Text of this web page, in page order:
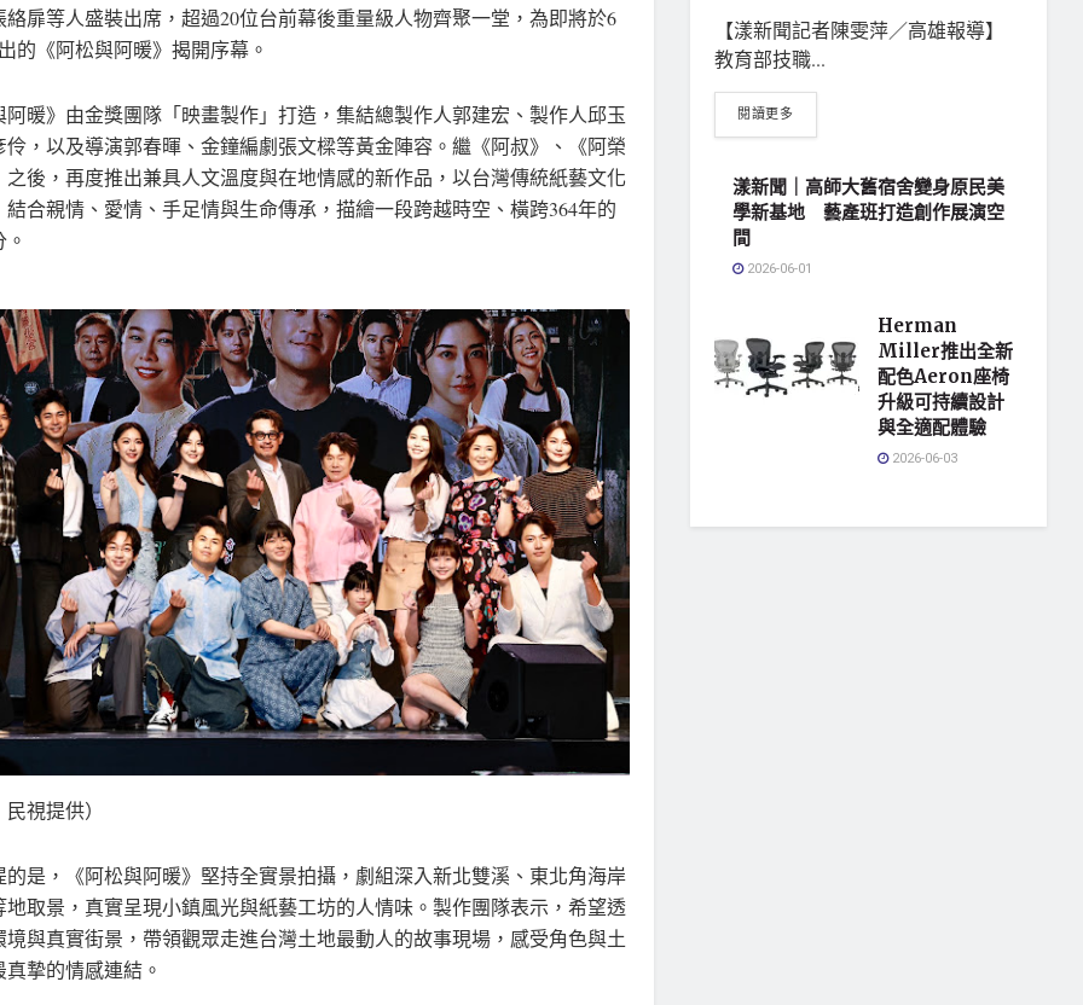
絡扉等人盛裝出席，超過20位台前幕後重量級人物齊聚一堂，為即將於6
的《阿松與阿暖》揭開序幕。
阿暖》由金獎團隊「映畫製作」打造，集結總製作人郭建宏、製作人邱玉
伶，以及導演郭春暉、金鐘編劇張文樑等黃金陣容。繼《阿叔》、《阿榮
之後，再度推出兼具人文溫度與在地情感的新作品，以台灣傳統紙藝文化
結合親情、愛情、手足情與生命傳承，描繪一段跨越時空、橫跨364年的
視提供）
的是，《阿松與阿暖》堅持全實景拍攝，劇組深入新北雙溪、東北角海岸
地取景，真實呈現小鎮風光與紙藝工坊的人情味。製作團隊表示，希望透
境與真實街景，帶領觀眾走進台灣土地最動人的故事現場，感受角色與土
摯的情感連結。
【漾新聞記者陳雯萍／高雄報導】
教育部技職...
閱讀更多
漾新聞｜高師大舊宿舍變身原民美
學新基地 藝產班打造創作展演空
間
2026-06-01
Herman
Miller推出全新
配色Aeron座椅
升級可持續設計
與全適配體驗
2026-06-03